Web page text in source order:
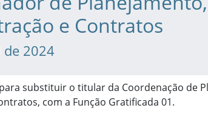
e Contratos
de 2024
substituir o titular da Coordenação de
com a Função Gratificada 01.